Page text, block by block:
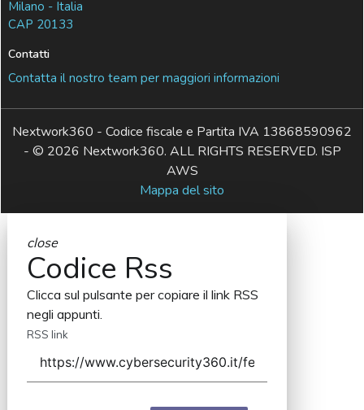
Milano - Italia
CAP 20133
Contatti
Contatta il nostro team per maggiori informazioni
Nextwork360 - Codice fiscale e Partita IVA 13868590962
- © 2026 Nextwork360. ALL RIGHTS RESERVED. ISP
AWS
Mappa del sito
close
Codice Rss
Clicca sul pulsante per copiare il link RSS
negli appunti.
RSS link